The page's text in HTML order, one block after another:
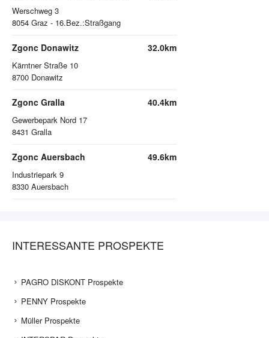
Werschweg 3
8054 Graz - 16.Bez.:Straßgang
Zgonc Donawitz
Kärntner Straße 10
8700 Donawitz
32.0km
Zgonc Gralla
Gewerbepark Nord 17
8431 Gralla
40.4km
Zgonc Auersbach
Industriepark 9
8330 Auersbach
49.6km
INTERESSANTE PROSPEKTE
PAGRO DISKONT Prospekte
PENNY Prospekte
Müller Prospekte